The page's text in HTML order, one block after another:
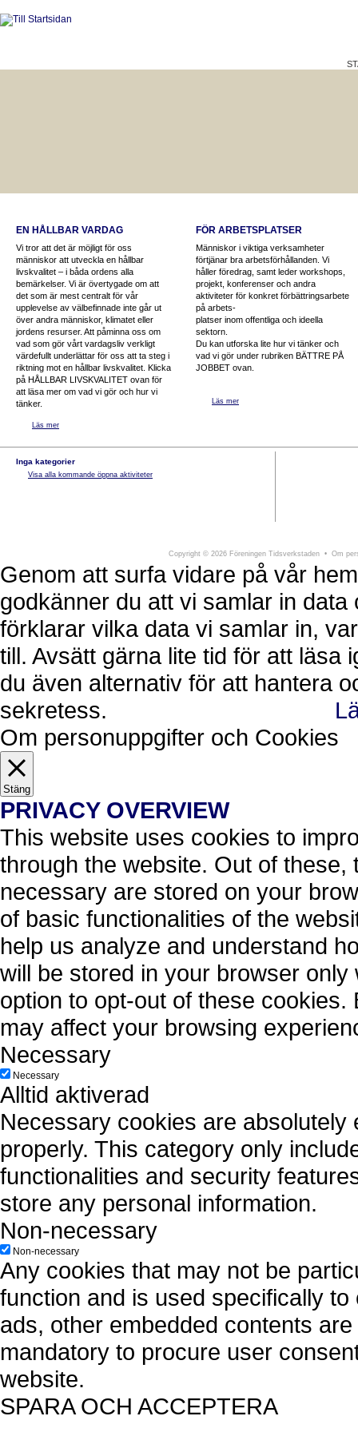
EN HÅLLBAR VARDAG
Vi tror att det är möjligt för oss
människor att utveckla en hållbar
livskvalitet – i båda ordens alla
bemärkelser. Vi är övertygade om att
det som är mest centralt för vår
upplevelse av välbefinnade inte går ut
över andra människor, klimatet eller
jordens resurser. Att påminna oss om
vad som gör vårt vardagsliv verkligt
värdefullt underlättar för oss att ta steg i
riktning mot en hållbar livskvalitet. Klicka
på HÅLLBAR LIVSKVALITET ovan för
att läsa mer om vad vi gör och hur vi
tänker.
Läs mer
FÖR ARBETSPLATSER
Människor i viktiga verksamheter
förtjänar bra arbetsförhållanden. Vi
håller föredrag, samt leder workshops,
projekt, konferenser och andra
aktiviteter för konkret förbättringsarbete
på arbets-
platser inom offentliga och ideella
sektorn.
Du kan utforska lite hur vi tänker och
vad vi gör under rubriken BÄTTRE PÅ
JOBBET ovan.
Läs mer
Inga kategorier
Visa alla kommande öppna aktiviteter
Copyright © 2026 Föreningen Tidsverkstaden • Om
Genom att surfa vidare på vår
godkänner du att vi samlar in
förklarar vilka data vi samlar in,
till. Avsätt gärna lite tid för att läsa
du även alternativ för att hantera
sekretess.
Om personuppgifter och Cookies
Stäng
PRIVACY OVERVIEW
This website uses cookies to
through the website. Out of
necessary are stored on your
of basic functionalities of the
help us analyze and understand
will be stored in your browser
option to opt-out of these
may affect your browsing
Necessary
Necessary
Alltid aktiverad
Necessary cookies are
properly. This category only
functionalities and security
store any personal information.
Non-necessary
Non-necessary
Any cookies that may not be
function and is used specifically
ads, other embedded contents
mandatory to procure user
website.
SPARA OCH ACCEPTERA